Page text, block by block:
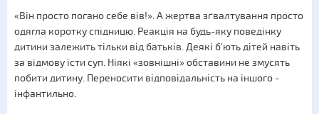
«Він просто погано себе вів!». А жертва зґвалтування просто
одягла коротку спідницю. Реакція на будь-яку поведінку
дитини залежить тільки від батьків. Деякі б'ють дітей навіть
за відмову їсти суп. Ніякі «зовнішні» обставини не змусять
побити дитину. Переносити відповідальність на іншого -
інфантильно.